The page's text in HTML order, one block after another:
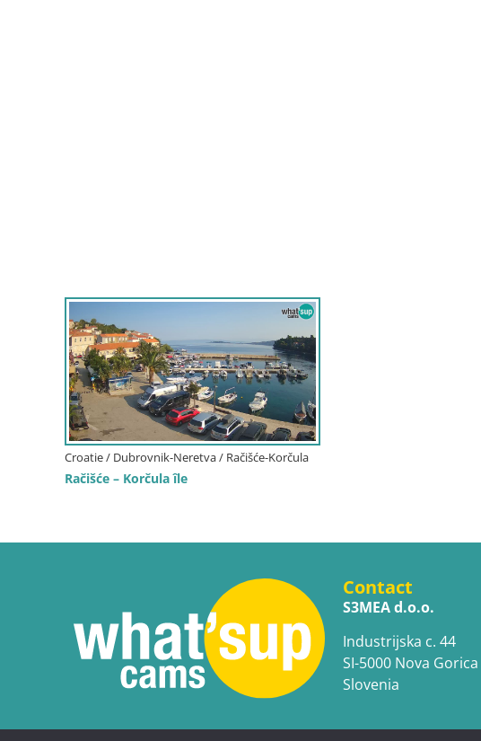
Croatie / Dubrovnik-Neretva / Račišće-Korčula
Račišće – Korčula île
Contact
S3MEA d.o.o.
Industrijska c. 44
SI-5000 Nova Gorica
Slovenia